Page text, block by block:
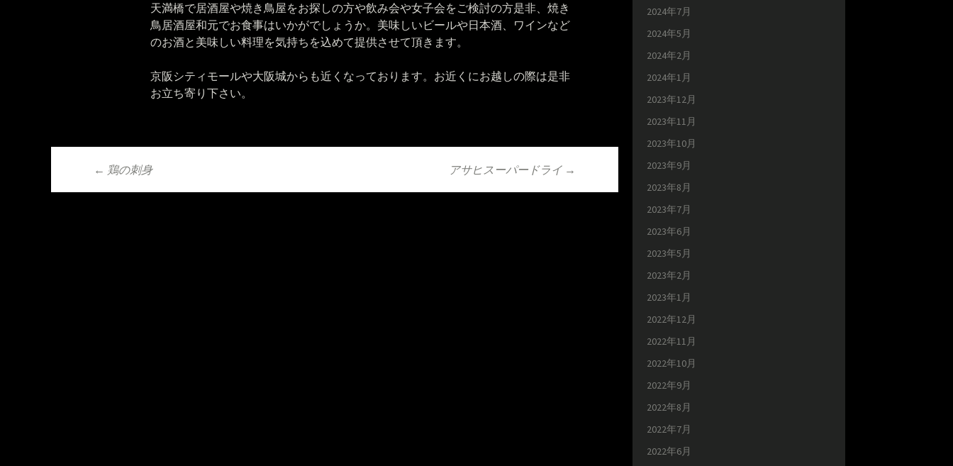
天満橋で居酒屋や焼き鳥屋をお探しの方や飲み会や女子会をご検討の方是非、焼き
鳥居酒屋和元でお食事はいかがでしょうか。美味しいビールや日本酒、ワインなど
のお酒と美味しい料理を気持ちを込めて提供させて頂きます。
京阪シティモールや大阪城からも近くなっております。お近くにお越しの際は是非
お立ち寄り下さい。
投稿ナビゲーション
← 鶏の刺身 アサヒスーパードライ →
2024年7月
2024年5月
2024年2月
2024年1月
2023年12月
2023年11月
2023年10月
2023年9月
2023年8月
2023年7月
2023年6月
2023年5月
2023年2月
2023年1月
2022年12月
2022年11月
2022年10月
2022年9月
2022年8月
2022年7月
2022年6月